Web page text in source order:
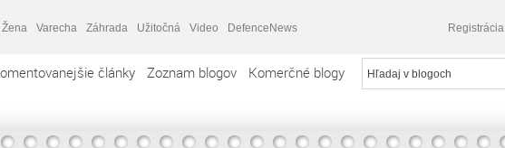
Žena Varecha Záhrada Užitočná Video DefenceNews Registrácia
články Zoznam blogov Komerčné blogy